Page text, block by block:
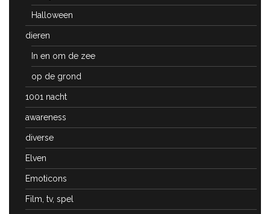
Halloween
dieren
In en om de zee
op de grond
1001 nacht
awareness
diverse
Elven
Emoticons
Film, tv, spel